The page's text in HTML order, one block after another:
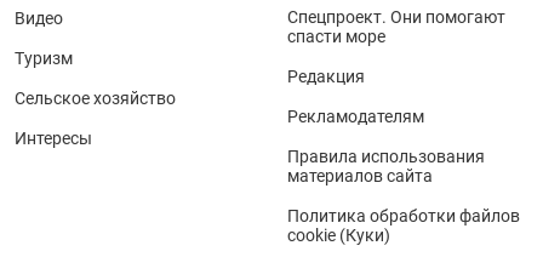
Видео
Туризм
Сельское хозяйство
Интересы
Спецпроект. Они помогают
спасти море
Редакция
Рекламодателям
Правила использования
материалов сайта
Политика обработки файлов
cookie (Куки)